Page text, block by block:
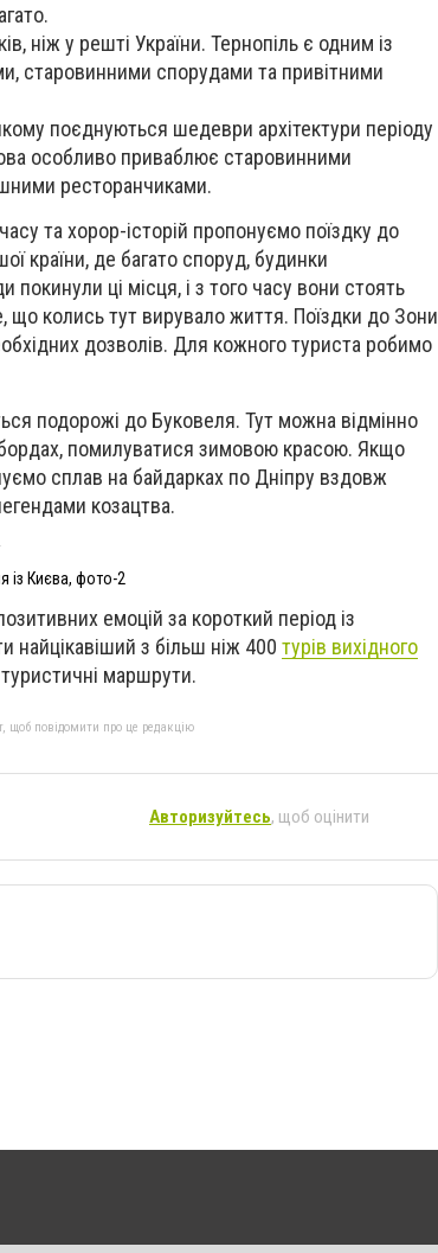
ніж у решті України. Тернопіль є одним із
старовинними спорудами та привітними
поєднуються шедеври архітектури періоду
особливо приваблює старовинними
ресторанчиками.
та хорор-історій пропонуємо поїздку до
країни, де багато споруд, будинки
ці місця, і з того часу вони стоять
що колись тут вирувало життя. Поїздки до Зони
дозволів. Для кожного туриста робимо
подорожі до Буковеля. Тут можна відмінно
помилуватися зимовою красою. Якщо
сплав на байдарках по Дніпру вздовж
козацтва.
із Києва, фото-2
емоцій за короткий період із
найцікавіший з більш ніж 400 турів вихідного
маршрути.
щоб повідомити про це редакцію
Авторизуйтесь, щоб оцінити